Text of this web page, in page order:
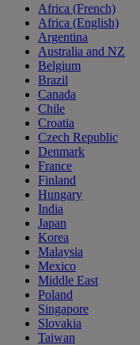
Africa (French)
Africa (English)
Argentina
Australia and NZ
Belgium
Brazil
Canada
Chile
Croatia
Czech Republic
Denmark
France
Finland
Hungary
India
Japan
Korea
Malaysia
Mexico
Middle East
Poland
Singapore
Slovakia
Taiwan